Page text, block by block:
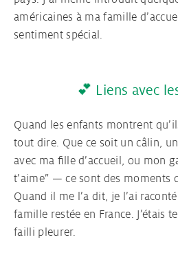
américaines à ma famille
sentiment spécial.
💕 Liens avec
Quand les enfants montrent
tout dire. Que ce soit un câlin,
avec ma fille d’accueil, ou mon
t’aime” — ce sont des moments
Quand il me l’a dit, je l’ai
famille restée en France. J’étais
failli pleurer.